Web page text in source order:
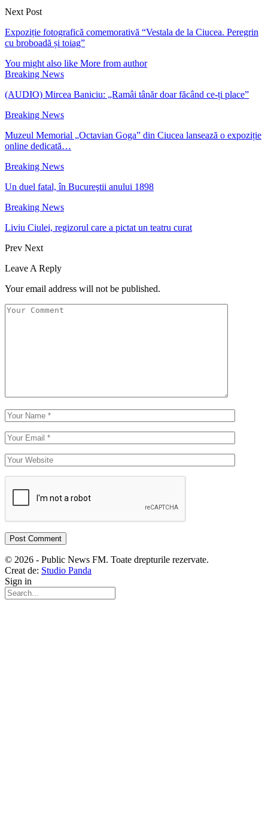
Next Post
Expoziție fotografică comemorativă “Vestala de la Ciucea. Peregrin
cu broboadă și toiag”
You might also like More from author
Breaking News
(AUDIO) Mircea Baniciu: „Ramâi tânăr doar făcând ce-ți place”
Breaking News
Muzeul Memorial „Octavian Goga” din Ciucea lansează o expoziție
online dedicată…
Breaking News
Un duel fatal, în Bucureştii anului 1898
Breaking News
Liviu Ciulei, regizorul care a pictat un teatru curat
Prev Next
Leave A Reply
Your email address will not be published.
© 2026 - Public News FM. Toate drepturile rezervate.
Creat de: Studio Panda
Sign in